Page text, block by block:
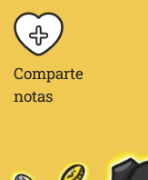
Comparte
notas